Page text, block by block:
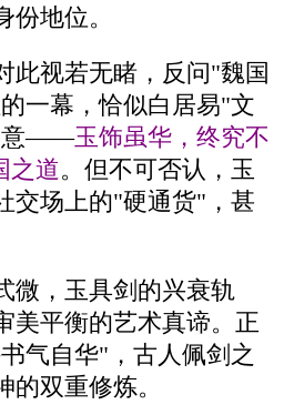
份地位。
此视若无睹，反问"魏国
一幕，恰似白居易"文
意——玉饰虽华，终究不
之道。但不可否认，玉
交场上的"硬通货"，甚
微，玉具剑的兴衰轨
美平衡的艺术真谛。正
气自华"，古人佩剑之
双重修炼。